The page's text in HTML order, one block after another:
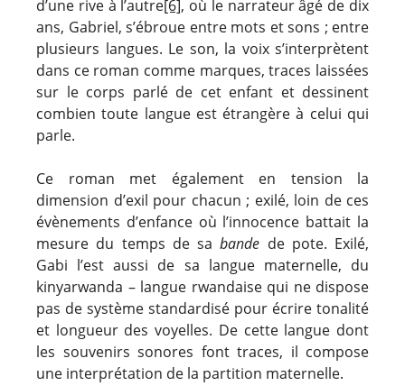
d’une rive à l’autre[6], où le narrateur âgé de dix
ans, Gabriel, s’ébroue entre mots et sons ; entre
plusieurs langues. Le son, la voix s’interprètent
dans ce roman comme marques, traces laissées
sur le corps parlé de cet enfant et dessinent
combien toute langue est étrangère à celui qui
parle.
Ce roman met également en tension la
dimension d’exil pour chacun ; exilé, loin de ces
évènements d’enfance où l’innocence battait la
mesure du temps de sabande de pote. Exilé,
Gabi l’est aussi de sa langue maternelle, du
kinyarwanda – langue rwandaise qui ne dispose
pas de système standardisé pour écrire tonalité
et longueur des voyelles. De cette langue dont
les souvenirs sonores font traces, il compose
une interprétation de la partition maternelle.